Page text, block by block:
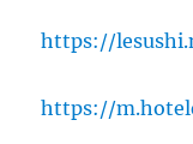
https://
https://